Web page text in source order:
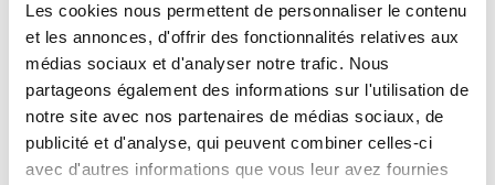
Les cookies nous permettent de personnaliser le contenu
et les annonces, d'offrir des fonctionnalités relatives aux
médias sociaux et d'analyser notre trafic. Nous
partageons également des informations sur l'utilisation de
notre site avec nos partenaires de médias sociaux, de
publicité et d'analyse, qui peuvent combiner celles-ci
avec d'autres informations que vous leur avez fournies
PRESUPCast051.pdf625.4 KB
Hego Euskal Herriko (HEH) eztabaida politikoak
bazterrean uzten ditu gure bizi-kalitatean
zuzeneko eragina duten eduki zehatzak, eta, ildo
horretan, aurrekontuak ez dira salbuespen. Hori